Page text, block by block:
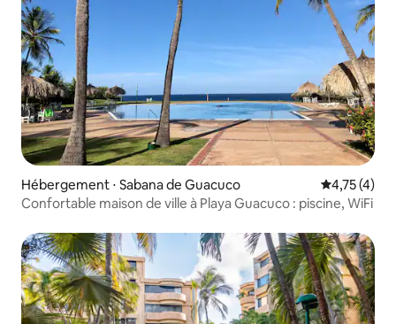
Hébergement ⋅ Sabana de Guacuco Évaluation
4,75 (4)
Confortable maison de ville à Playa Guacuco : piscine, WiFi